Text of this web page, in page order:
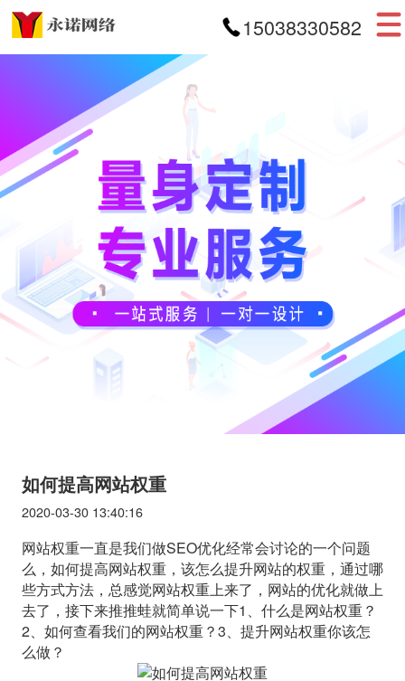
15038330582
首页
APP开发
小程序开发
案例展示
新闻资讯
关于我们
如何提高网站权重
2020-03-30 13:40:16
网站权重一直是我们做SEO优化经常会讨论的一个问题
么，如何提高网站权重，该怎么提升网站的权重，通过哪
些方式方法，总感觉网站权重上来了，网站的优化就做上
去了，接下来推推蛙就简单说一下1、什么是网站权重？
2、如何查看我们的网站权重？3、提升网站权重你该怎
么做？